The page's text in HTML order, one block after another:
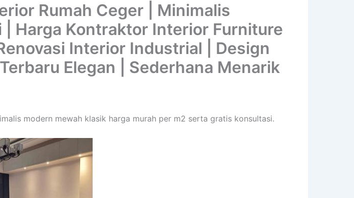
Rumah Ceger | Minimalis
Harga Kontraktor Interior Furniture
Interior Industrial | Design
Elegan | Sederhana Menarik
modern mewah klasik harga murah per m2 serta gratis konsultasi.